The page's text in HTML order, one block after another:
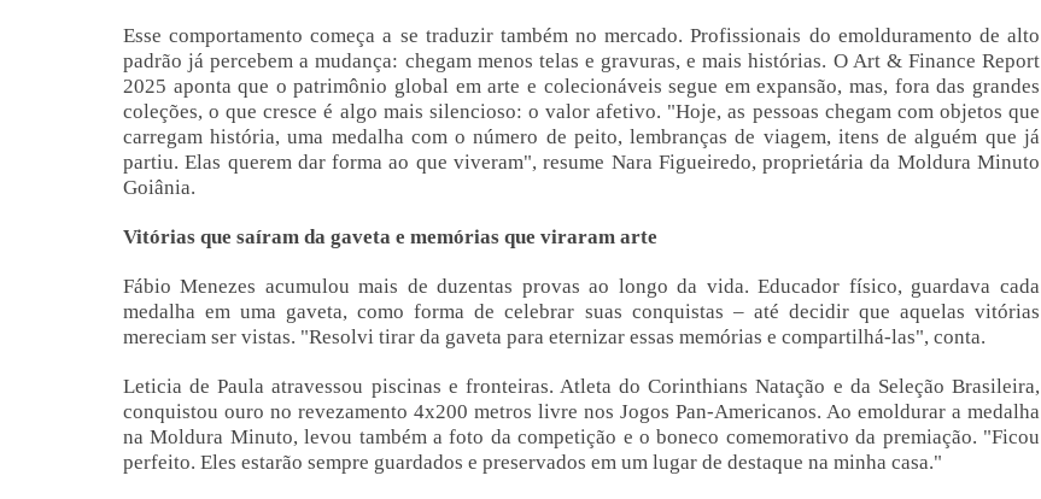
Esse comportamento começa a se traduzir também no mercado. Profissionais do emolduramento de alto
padrão já percebem a mudança: chegam menos telas e gravuras, e mais histórias. O Art & Finance Report
2025 aponta que o patrimônio global em arte e colecionáveis segue em expansão, mas, fora das grandes
coleções, o que cresce é algo mais silencioso: o valor afetivo. "Hoje, as pessoas chegam com objetos que
carregam história, uma medalha com o número de peito, lembranças de viagem, itens de alguém que já
partiu. Elas querem dar forma ao que viveram", resume Nara Figueiredo, proprietária da Moldura Minuto
Goiânia.
Vitórias que saíram da gaveta e memórias que viraram arte
Fábio Menezes acumulou mais de duzentas provas ao longo da vida. Educador físico, guardava cada
medalha em uma gaveta, como forma de celebrar suas conquistas – até decidir que aquelas vitórias
mereciam ser vistas. "Resolvi tirar da gaveta para eternizar essas memórias e compartilhá-las", conta.
Leticia de Paula atravessou piscinas e fronteiras. Atleta do Corinthians Natação e da Seleção Brasileira,
conquistou ouro no revezamento 4x200 metros livre nos Jogos Pan-Americanos. Ao emoldurar a medalha
na Moldura Minuto, levou também a foto da competição e o boneco comemorativo da premiação. "Ficou
perfeito. Eles estarão sempre guardados e preservados em um lugar de destaque na minha casa."